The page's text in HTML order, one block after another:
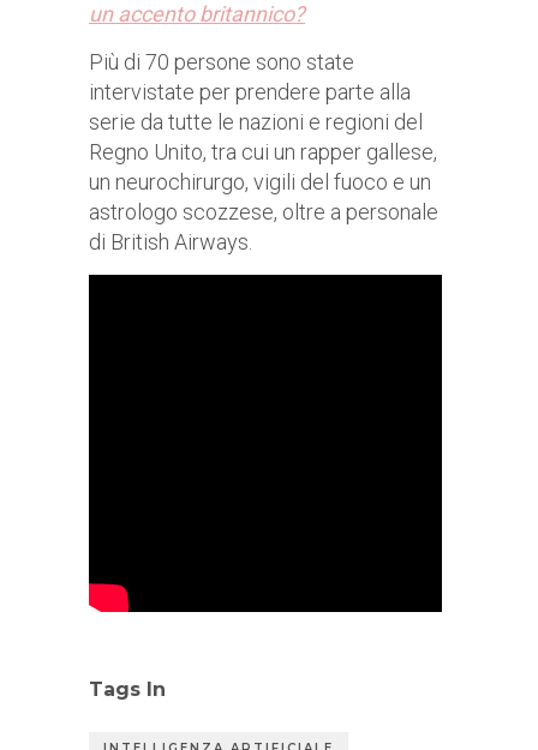
un accento britannico?
Più di 70 persone sono state
intervistate per prendere parte alla
serie da tutte le nazioni e regioni del
Regno Unito, tra cui un rapper gallese,
un neurochirurgo, vigili del fuoco e un
astrologo scozzese, oltre a personale
di British Airways.
Tags In